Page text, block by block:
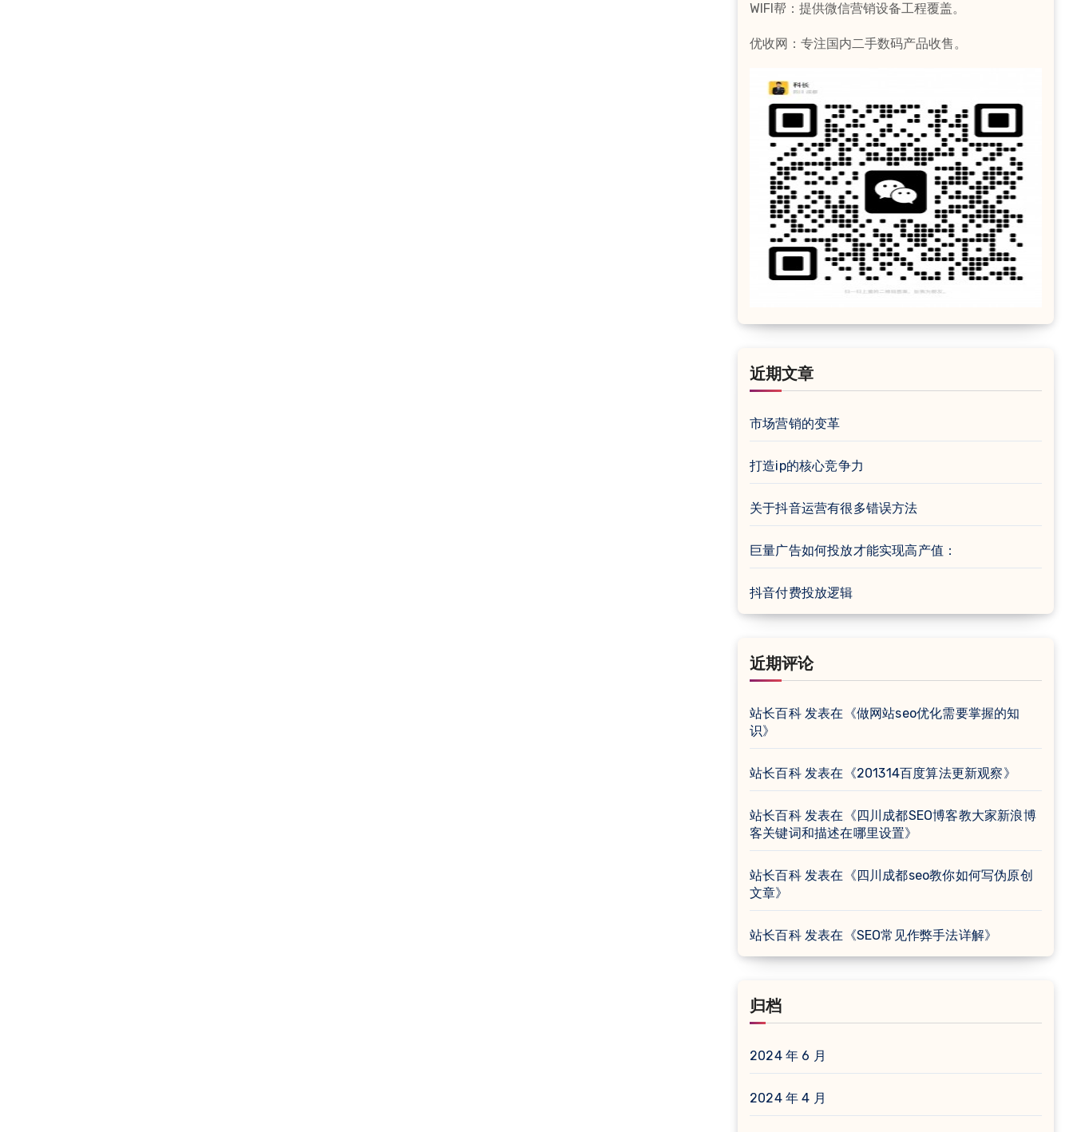
WIFI帮：提供微信营销设备工程覆盖。
优收网：专注国内二手数码产品收售。
近期文章
市场营销的变革
打造ip的核心竞争力
关于抖音运营有很多错误方法
巨量广告如何投放才能实现高产值：
抖音付费投放逻辑
近期评论
站长百科发表在《做网站seo优化需要掌握的知
识》
站长百科发表在《201314百度算法更新观察》
站长百科发表在《四川成都SEO博客教大家新浪博
客关键词和描述在哪里设置》
站长百科发表在《四川成都seo教你如何写伪原创
文章》
站长百科发表在《SEO常见作弊手法详解》
归档
2024 年 6 月
2024 年 4 月